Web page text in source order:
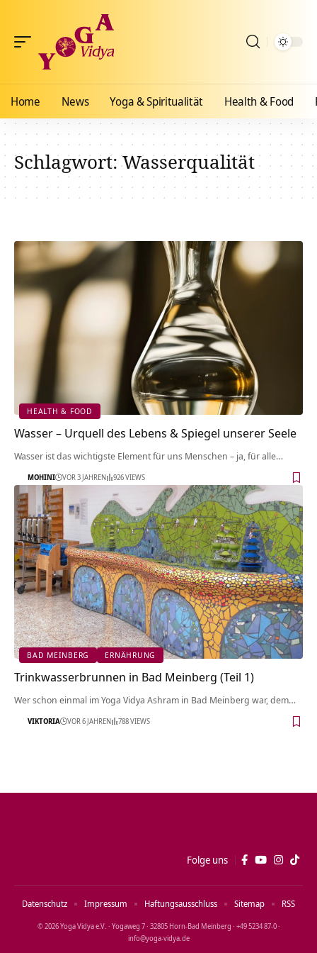
Home News Yoga & Spiritualität Health & Food
Schlagwort:Wasserqualität
HEALTH & FOOD
Wasser – Urquell des Lebens & Spiegel unserer Seele
Wasser ist das wichtigste Element für uns Menschen – ja, für alle…
MOHINI VOR 3 JAHREN 926 VIEWS
BAD MEINBERG ERNÄHRUNG
Trinkwasserbrunnen in Bad Meinberg (Teil 1)
Wer schon einmal im Yoga Vidya Ashram in Bad Meinberg war, dem…
VIKTORIA VOR 6 JAHREN 788 VIEWS
Folge uns
© 2026 Yoga Vidya e.V. · Yogaweg 7 · 32805 Horn‑Bad Meinberg · +49 5234 87‑0 ·
info@yoga‑vidya.de
Datenschutz Impressum Haftungsausschluss Sitemap RSS